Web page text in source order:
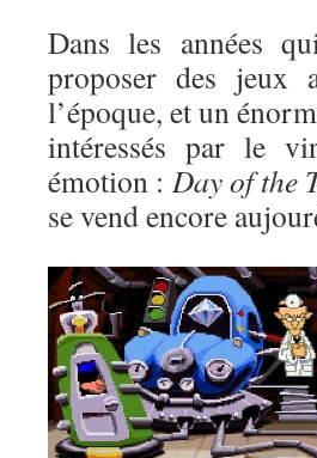
Dans les années
proposer des jeux
l’époque, et un
intéressés par le
émotion : Day of the
se vend encore